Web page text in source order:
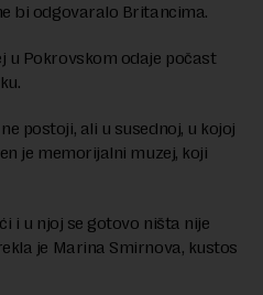
bi odgovaralo Britancima.
u Pokrovskom odaje počast
postoji, ali u susednoj, u kojoj
je memorijalni muzej, koji
i u njoj se gotovo ništa nije
je Marina Smirnova, kustos